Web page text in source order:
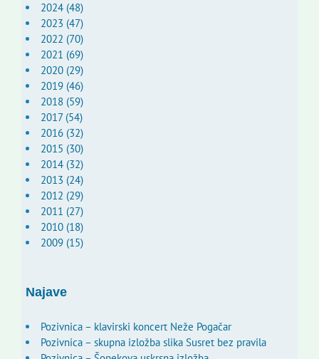
2024 (48)
2023 (47)
2022 (70)
2021 (69)
2020 (29)
2019 (46)
2018 (59)
2017 (54)
2016 (32)
2015 (30)
2014 (32)
2013 (24)
2012 (29)
2011 (27)
2010 (18)
2009 (15)
Najave
Pozivnica – klavirski koncert Neže Pogačar
Pozivnica – skupna izložba slika Susret bez pravila